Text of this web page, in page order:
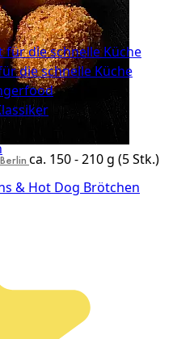
für die schnelle Küche
die schnelle Küche
& Hot Dog Brötchen
ca. 150 - 210 g (5 Stk.)